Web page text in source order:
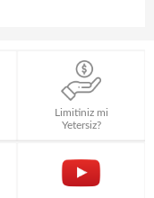
Limitiniz mi
Yetersiz?